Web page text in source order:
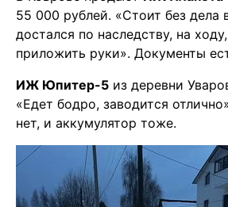
55 000 рублей. «Стоит без дела
достался по наследству, на
приложить руки». Документы
ИЖ Юпитер-5 из деревни
«Едет бодро, заводится
нет, и аккумулятор тоже.